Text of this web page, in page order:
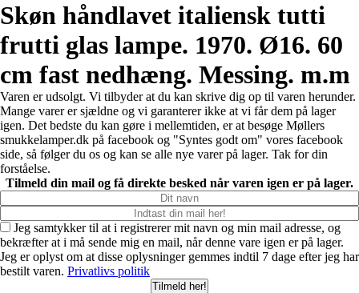
Skøn håndlavet italiensk tutti
frutti glas lampe. 1970. Ø16. 60
cm fast nedhæng. Messing. m.m
Varen er udsolgt. Vi tilbyder at du kan skrive dig op til varen herunder.
Mange varer er sjældne og vi garanterer ikke at vi får dem på lager
igen. Det bedste du kan gøre i mellemtiden, er at besøge Møllers
smukkelamper.dk på facebook og "Syntes godt om" vores facebook
side, så følger du os og kan se alle nye varer på lager. Tak for din
forståelse.
Tilmeld din mail og få direkte besked når varen igen er på lager.
Jeg samtykker til at i registrerer mit navn og min mail adresse, og
bekræfter at i må sende mig en mail, når denne vare igen er på lager.
Jeg er oplyst om at disse oplysninger gemmes indtil 7 dage efter jeg har
bestilt varen. Privatlivs politik
Tilmeld her!